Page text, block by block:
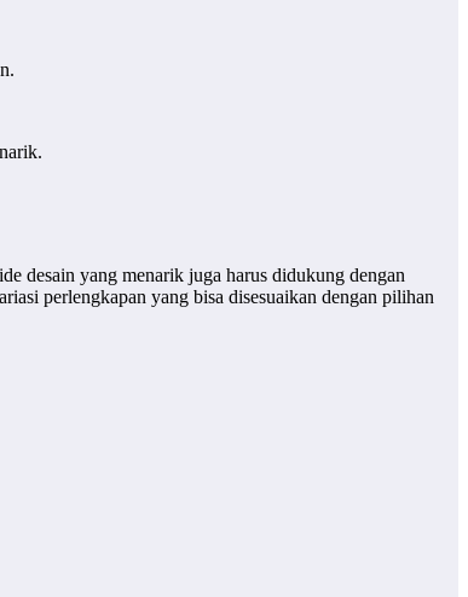
desain yang menarik juga harus didukung dengan
perlengkapan yang bisa disesuaikan dengan pilihan